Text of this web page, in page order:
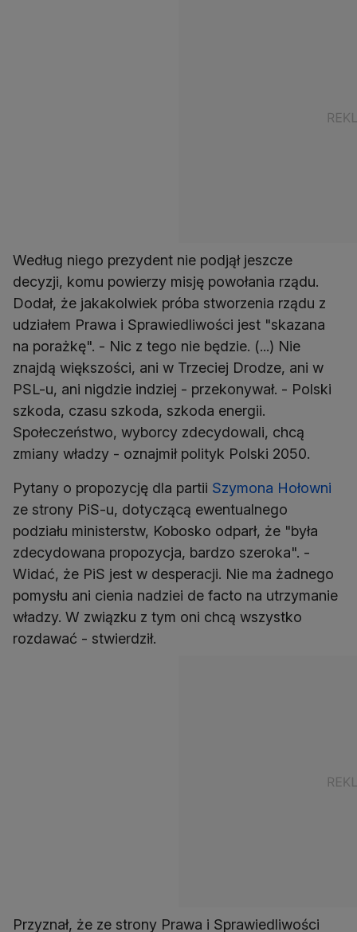
Według niego prezydent nie podjął jeszcze
decyzji, komu powierzy misję powołania rządu.
Dodał, że jakakolwiek próba stworzenia rządu z
udziałem Prawa i Sprawiedliwości jest "skazana
na porażkę". - Nic z tego nie będzie. (...) Nie
znajdą większości, ani w Trzeciej Drodze, ani w
PSL-u, ani nigdzie indziej - przekonywał. - Polski
szkoda, czasu szkoda, szkoda energii.
Społeczeństwo, wyborcy zdecydowali, chcą
zmiany władzy - oznajmił polityk Polski 2050.
Pytany o propozycję dla partii Szymona Hołowni
ze strony PiS-u, dotyczącą ewentualnego
podziału ministerstw, Kobosko odparł, że "była
zdecydowana propozycja, bardzo szeroka". -
Widać, że PiS jest w desperacji. Nie ma żadnego
pomysłu ani cienia nadziei de facto na utrzymanie
władzy. W związku z tym oni chcą wszystko
rozdawać - stwierdził.
Przyznał, że ze strony Prawa i Sprawiedliwości